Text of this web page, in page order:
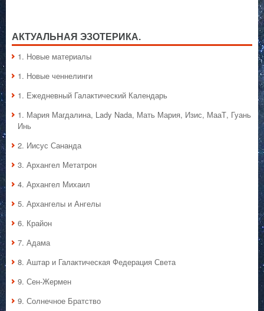
АКТУАЛЬНАЯ ЭЗОТЕРИКА.
1. Hовые материалы
1. Hовые ченнелинги
1. Ежедневный Галактический Календарь
1. Мария Магдалина, Lady Nada, Мать Мария, Изис, МааТ, Гуань
Инь
2. Иисус Сананда
3. Архангел Метатрон
4. Архангел Михаил
5. Архангелы и Ангелы
6. Крайон
7. Адама
8. Аштар и Галактическая Федерация Света
9. Сен-Жермен
9. Солнечное Братство